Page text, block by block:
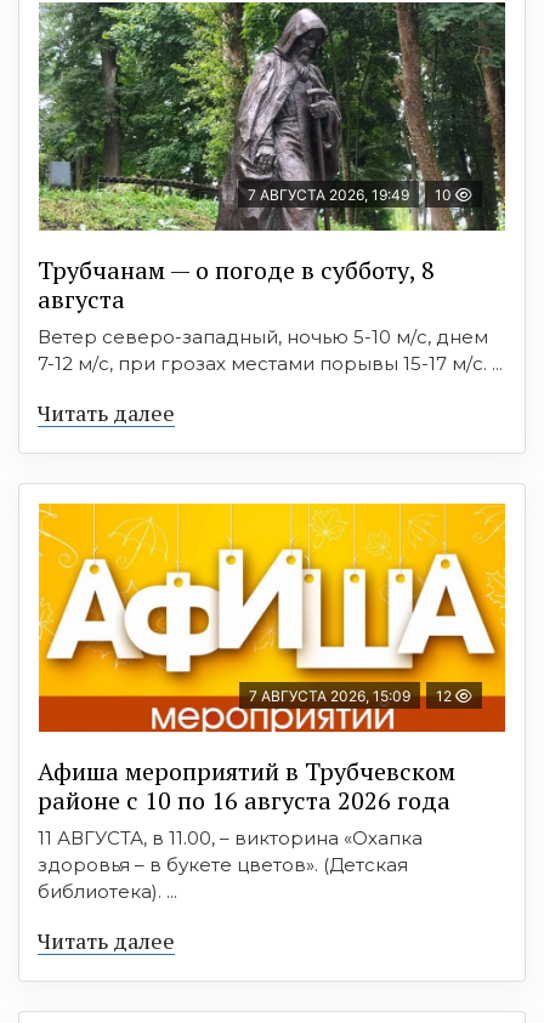
7 АВГУСТА 2026, 19:49 10
Трубчанам — о погоде в субботу, 8
августа
Ветер северо-западный, ночью 5-10 м/с, днем
7-12 м/с, при грозах местами порывы 15-17 м/с. ...
Читать далее
7 АВГУСТА 2026, 15:09 12
Афиша мероприятий в Трубчевском
районе с 10 по 16 августа 2026 года
11 АВГУСТА, в 11.00, – викторина «Охапка
здоровья – в букете цветов». (Детская
библиотека). ...
Читать далее